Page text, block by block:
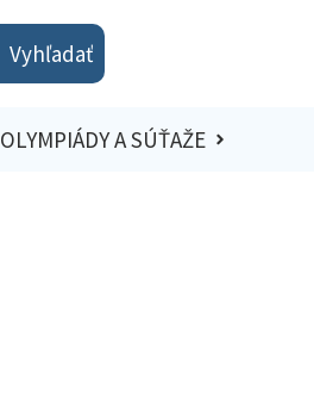
Vyhľadať
OLYMPIÁDY A SÚŤAŽE